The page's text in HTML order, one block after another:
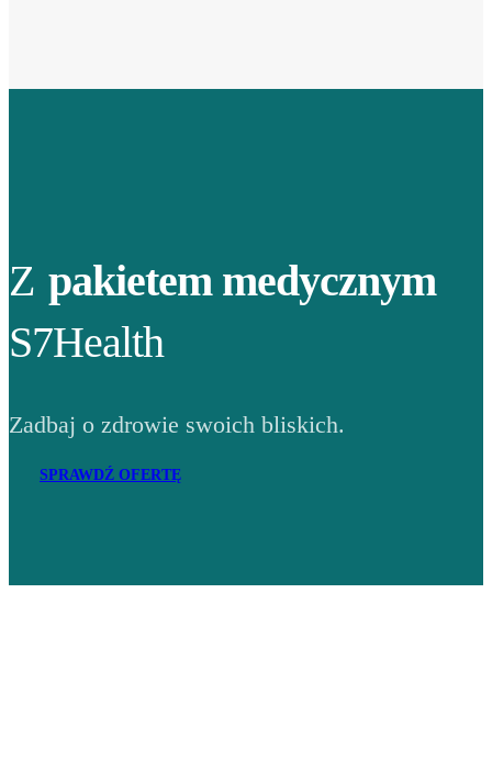
Z pakietem medycznym
S7Health
Zadbaj o zdrowie swoich bliskich.
SPRAWDŹ OFERTĘ